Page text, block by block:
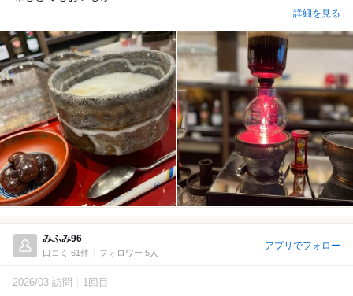
詳細を見る
みふみ96
口コミ 61件 フォロワー 5人
アプリでフォロー
2026/03 訪問 1回目